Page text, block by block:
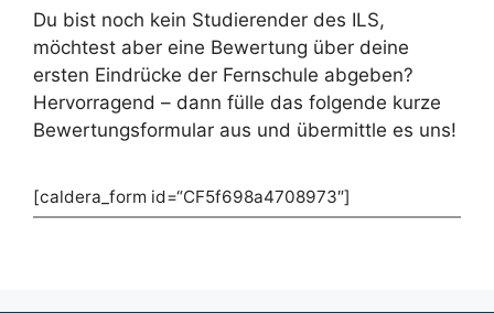
Du bist noch kein Studierender des ILS,
möchtest aber eine Bewertung über deine
ersten Eindrücke der Fernschule abgeben?
Hervorragend – dann fülle das folgende kurze
Bewertungsformular aus und übermittle es uns!
[caldera_form id=“CF5f698a4708973″]